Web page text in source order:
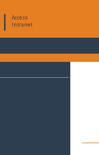
|
Acceso
Intranet